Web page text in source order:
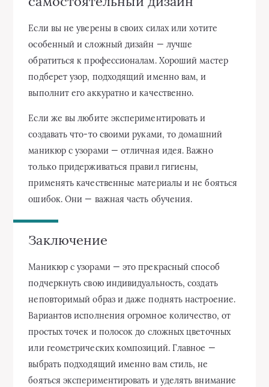
Если вы не уверены в своих силах или хотите
особенный и сложный дизайн — лучше
обратиться к профессионалам. Хороший мастер
подберет узор, подходящий именно вам, и
выполнит его аккуратно и качественно.
Если же вы любите экспериментировать и
создавать что-то своими руками, то домашний
маникюр с узорами — отличная идея. Важно
только придерживаться правил гигиены,
применять качественные материалы и не бояться
ошибок. Они — важная часть обучения.
Заключение
Маникюр с узорами — это прекрасный способ
подчеркнуть свою индивидуальность, создать
неповторимый образ и даже поднять настроение.
Вариантов исполнения огромное количество, от
простых точек и полосок до сложных цветочных
или геометрических композиций. Главное —
выбрать подходящий именно вам стиль, не
бояться экспериментировать и уделять внимание